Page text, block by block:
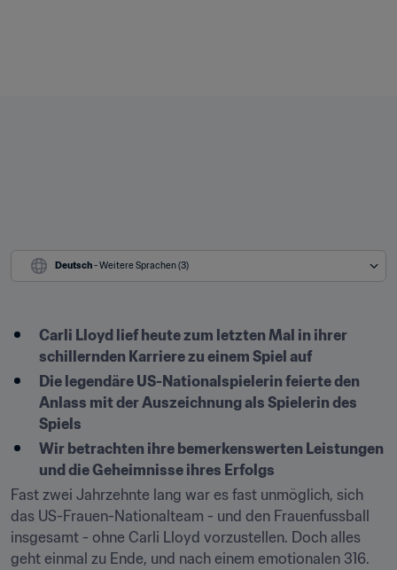
Deutsch - Weitere Sprachen (3)
Carli Lloyd lief heute zum letzten Mal in ihrer
schillernden Karriere zu einem Spiel auf
Die legendäre US-Nationalspielerin feierte den
Anlass mit der Auszeichnung als Spielerin des
Spiels
Wir betrachten ihre bemerkenswerten Leistungen
und die Geheimnisse ihres Erfolgs
Fast zwei Jahrzehnte lang war es fast unmöglich, sich
das US-Frauen-Nationalteam - und den Frauenfussball
insgesamt - ohne Carli Lloyd vorzustellen. Doch alles
geht einmal zu Ende, und nach einem emotionalen 316.